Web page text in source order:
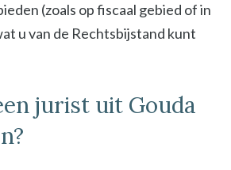
(zoals op fiscaal gebied of in
u van de Rechtsbijstand kunt
jurist uit Gouda